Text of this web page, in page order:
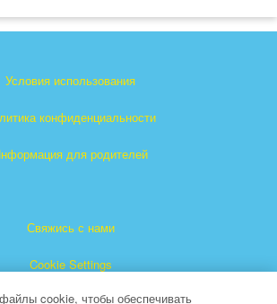
Условия использования
конфиденциальности
для родителей
Свяжись с нами
Cookie Settings
cookie, чтобы обеспечивать